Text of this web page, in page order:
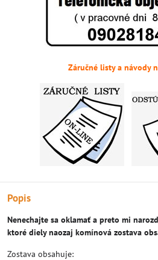
Záručné listy a návody
Popis
Nenechajte sa oklamať a preto mi
ktoré diely naozaj komínová zostava
Zostava obsahuje: